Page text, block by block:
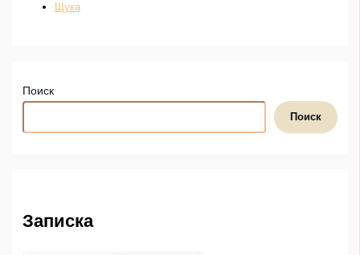
Щука
Поиск
Поиск
Записка